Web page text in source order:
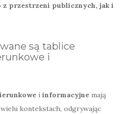
z przestrzeni publicznych, jak i
są tablice
i
i informacyjne mają
kontekstach, odgrywając